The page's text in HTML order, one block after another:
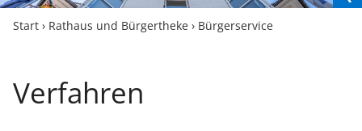
Start › Rathaus und Bürgertheke › Bürgerservice
Verfahren